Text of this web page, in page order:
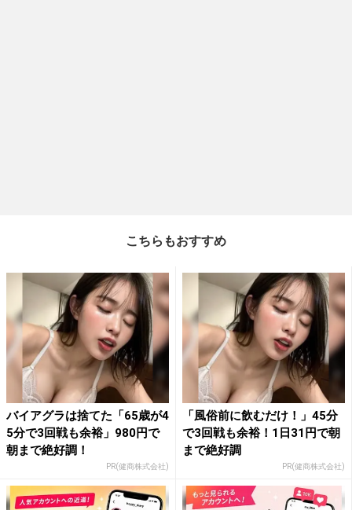
こちらもおすすめ
バイアグラは捨てた「65歳が4
5分で3回戦も余裕」980円で
朝まで絶好調！
PR(健商株式会社)
「風俗前に飲むだけ！」45分
で3回戦も余裕！1日31円で朝
まで絶好調
PR(健商株式会社)